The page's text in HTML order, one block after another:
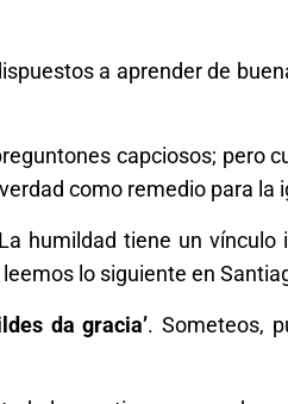
a aprender de
capciosos; pero
como remedio para la
humildad tiene un vínculo
lo siguiente en
da gracia’. Someteos,